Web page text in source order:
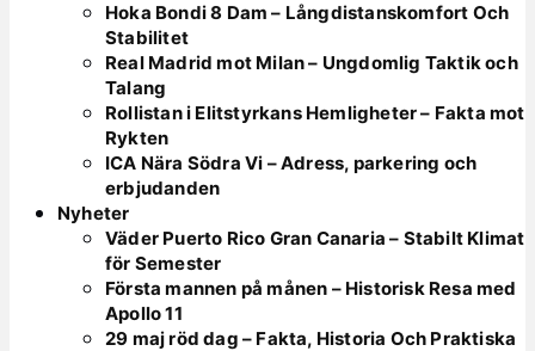
Hoka Bondi 8 Dam – Långdistanskomfort Och
Stabilitet
Real Madrid mot Milan – Ungdomlig Taktik och
Talang
Rollistan i Elitstyrkans Hemligheter – Fakta mot
Rykten
ICA Nära Södra Vi – Adress, parkering och
erbjudanden
Nyheter
Väder Puerto Rico Gran Canaria – Stabilt Klimat
för Semester
Första mannen på månen – Historisk Resa med
Apollo 11
29 maj röd dag – Fakta, Historia Och Praktiska